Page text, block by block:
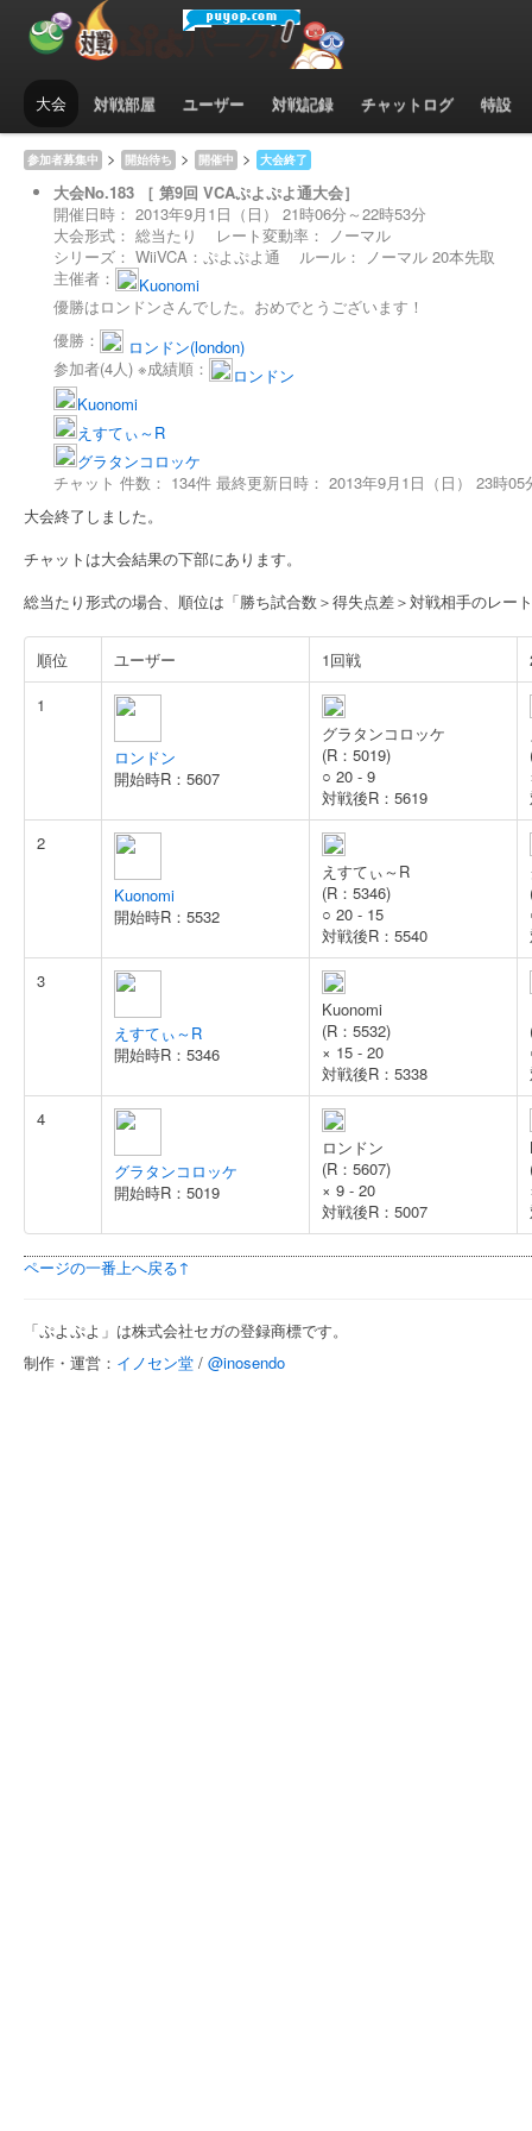
大会 対戦部屋 ユーザー 対戦記録 チャットログ 特設
大会No.183 ［ 第9回 VCAぷよ
< 大会一覧（大会終了）へ
参加者募集中 > 開始待ち > 開催中 > 大会終了
大会No.183 ［ 第9回 VCAぷよぷよ通大会］
開催日時： 2013年9月1日（日） 21時06分～22時53分
大会形式： 総当たり レート変動率：
ノーマル
シリーズ： WiiVCA：ぷよぷよ通 ルール： ノーマル 20本先取
主催者：
Kuonomi
優勝はロンドンさんでした。おめでとうございます！
優勝：
ロンドン(london)
参加者(4人) ※成績順：
ロンドン
Kuonomi
えすてぃ～R
グラタンコロッケ
チャット 件数： 134件 最終更新日時： 2013年9月1日（日） 23時05
大会終了しました。
チャットは大会結果の下部にあります。
総当たり形式の場合、順位は「勝ち試合数＞得失点差＞対戦相手のレ
順位 ユーザー 1回戦
1
ロンドン
開始時R：5607
グラタンコロッケ
(R：5019)
○ 20 - 9
対戦後R：5619
2
Kuonomi
開始時R：5532
えすてぃ～R
(R：5346)
○ 20 - 15
対戦後R：5540
3
えすてぃ～R
開始時R：5346
Kuonomi
(R：5532)
× 15 - 20
対戦後R：5338
4
グラタンコロッケ
開始時R：5019
ロンドン
(R：5607)
× 9 - 20
対戦後R：5007
ページの一番上へ戻る↑
「ぷよぷよ」は株式会社セガの登録商標です。
制作・運営： イノセン堂 / @inosendo